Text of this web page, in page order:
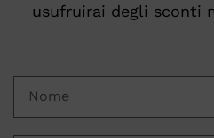
usufruirai degli sconti